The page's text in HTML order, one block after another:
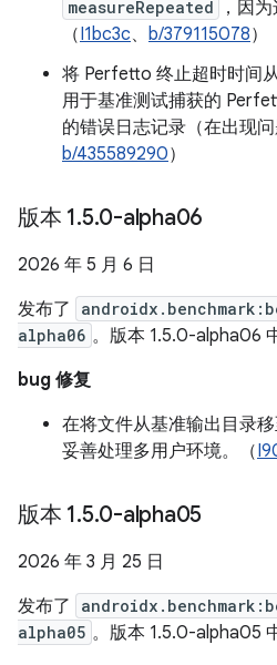
measureRepeated
，因
（I1bc3c、 b/379115078）
将 Perfetto 终止超时时间
用于基准测试捕获的
的错误日志记录（在出现
b/435589290）
版本 1.5.0-alpha06
2026 年 5 月 6 日
发布了
alpha06 。版本 1.5.0-alpha06
bug 修复
在将文件从基准输出目录
妥善处理多用户环境。（
版本 1.5.0-alpha05
2026 年 3 月 25 日
发布了
alpha05 。版本 1.5.0-alpha05